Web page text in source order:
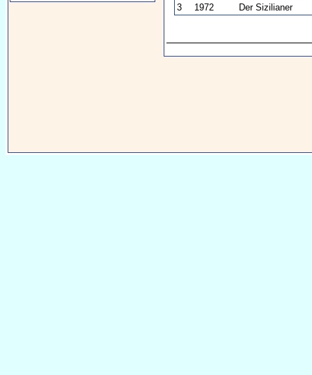
3
1972 Der Sizilianer